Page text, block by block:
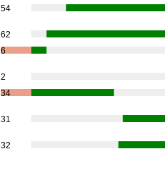
54
62
6
2
34
31
32